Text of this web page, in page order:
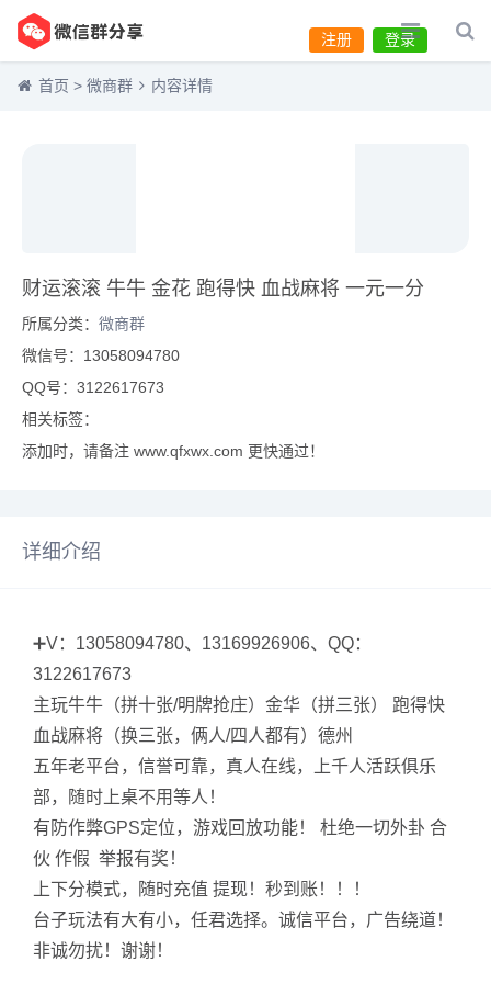
登录
注册
首页 > 微商群 内容详情
财运滚滚 牛牛 金花 跑得快 血战麻将 一元一分
所属分类： 微商群
微信号：13058094780
QQ号：3122617673
相关标签：
添加时，请备注 www.qfxwx.com 更快通过！
详细介绍
➕V：13058094780、13169926906、QQ：
3122617673
主玩牛牛（拼十张/明牌抢庄）金华（拼三张） 跑得快
血战麻将（换三张，俩人/四人都有）德州
五年老平台，信誉可靠，真人在线，上千人活跃俱乐
部，随时上桌不用等人！
有防作弊GPS定位，游戏回放功能！ 杜绝一切外卦 合
伙 作假 举报有奖！
上下分模式，随时充值 提现！秒到账！！！
台子玩法有大有小，任君选择。诚信平台，广告绕道！
非诚勿扰！谢谢！